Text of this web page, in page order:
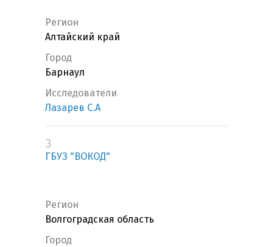
Регион
Алтайский край
Город
Барнаул
Исследователи
Лазарев С.А
3
ГБУЗ "ВОКОД"
Регион
Волгоградская область
Город